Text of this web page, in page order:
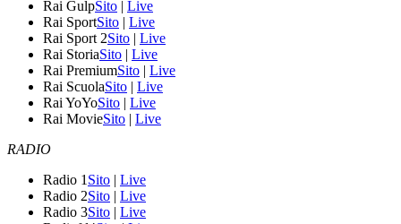
Rai GulpSito | Live
Rai SportSito | Live
Rai Sport 2Sito | Live
Rai StoriaSito | Live
Rai PremiumSito | Live
Rai ScuolaSito | Live
Rai YoYoSito | Live
Rai MovieSito | Live
RADIO
Radio 1 Sito | Live
Radio 2Sito | Live
Radio 3Sito | Live